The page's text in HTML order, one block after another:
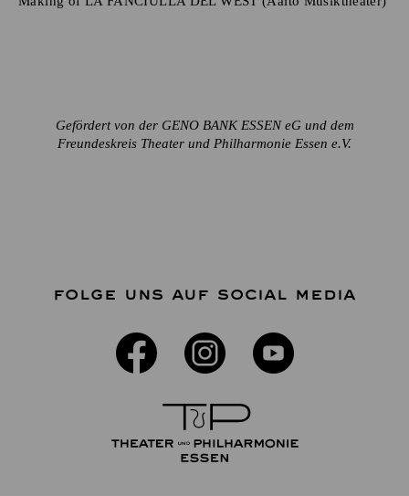
Gefördert von der GENO BANK ESSEN eG und dem
Freundeskreis Theater und Philharmonie Essen e.V.
FOLGE UNS AUF SOCIAL MEDIA